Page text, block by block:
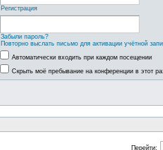
Регистрация
Забыли пароль?
Повторно выслать письмо для активации учётной
Автоматически входить при каждом посещении
Скрыть моё пребывание на конференции в этот
Перейти: